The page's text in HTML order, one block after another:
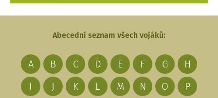
Abecední seznam všech vojáků:
A B C D E F G
H
I
J K L M N O
P